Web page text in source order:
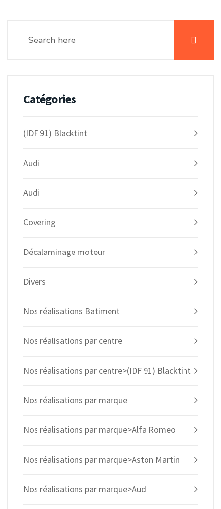
Catégories
(IDF 91) Blacktint
Audi
Audi
Covering
Décalaminage moteur
Divers
Nos réalisations Batiment
Nos réalisations par centre
Nos réalisations par centre>(IDF 91) Blacktint
Nos réalisations par marque
Nos réalisations par marque>Alfa Romeo
Nos réalisations par marque>Aston Martin
Nos réalisations par marque>Audi